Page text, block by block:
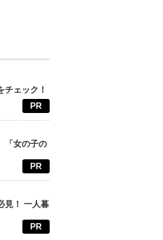
チェック！
PR
「女の子の
PR
見！ 一人暮
PR